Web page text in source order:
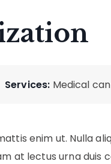
Services: Medical
enim ut. Nulla
at lectus urna duis